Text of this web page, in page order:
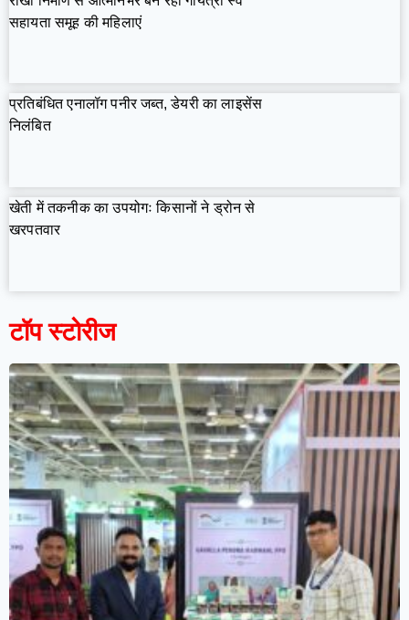
सहायता समूह की महिलाएं
प्रतिबंधित एनालॉग पनीर जब्त, डेयरी का लाइसेंस
निलंबित
खेती में तकनीक का उपयोगः किसानों ने ड्रोन से
खरपतवार
टॉप स्टोरीज